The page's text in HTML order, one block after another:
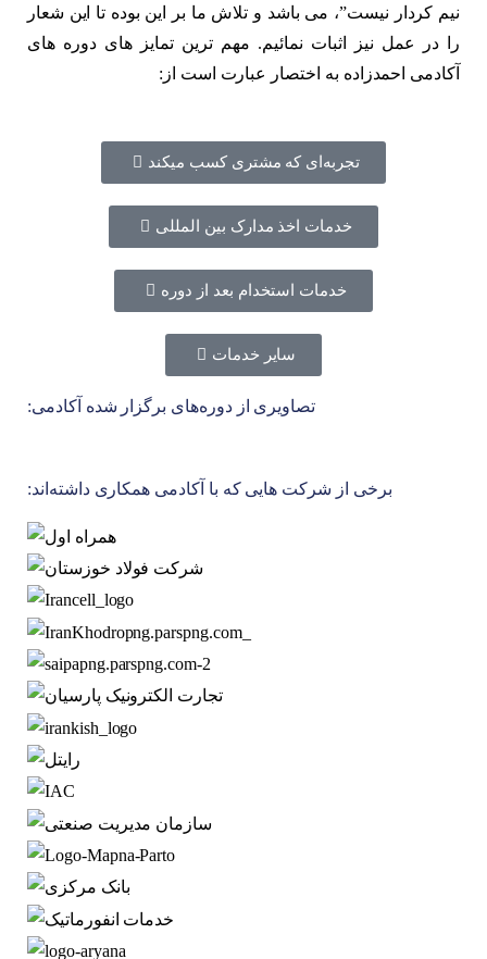
نیم کردار نیست”، می باشد و تلاش ما بر این بوده تا این شعار
را در عمل نیز اثبات نمائیم. مهم ترین تمایز های دوره های
آکادمی احمدزاده به اختصار عبارت است از:
تجربه‌ای که مشتری کسب میکند
خدمات اخذ مدارک بین المللی
خدمات استخدام بعد از دوره
سایر خدمات
تصاویری از دوره‌های برگزار شده آکادمی:
برخی از شرکت هایی که با آکادمی همکاری داشته‌اند: